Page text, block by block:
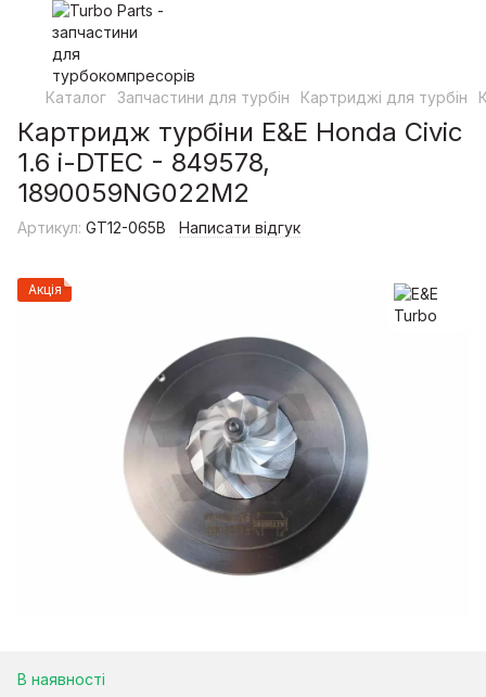
Каталог Запчастини для турбін Картриджі для турбін
Картридж турбіни E&E Honda Civic
1.6 i-DTEC - 849578,
1890059NG022M2
Артикул: GT12-065B Написати відгук
Акція
В наявності